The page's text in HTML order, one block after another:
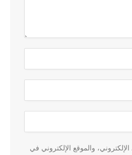
والموقع الإلكتروني في